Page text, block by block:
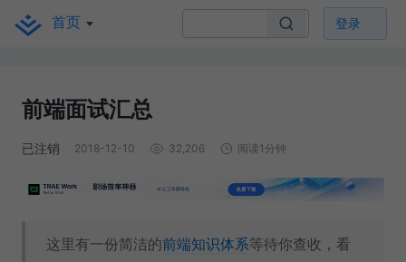
首页 登录
前端面试汇总
已注销 2018-12-10 32,206 阅读1分钟
这里有一份简洁的前端知识体系等待你查收，看